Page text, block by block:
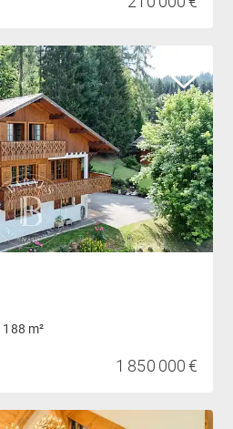
188 m²
1 850 000 €